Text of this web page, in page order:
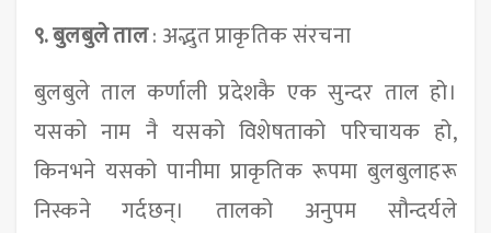
९. बुलबुले ताल: अद्भुत प्राकृतिक संरचना
बुलबुले ताल कर्णाली प्रदेशकै एक सुन्दर ताल हो।
यसको नाम नै यसको विशेषताको परिचायक हो,
किनभने यसको पानीमा प्राकृतिक रूपमा बुलबुलाहरू
निस्कने गर्दछन्। तालको अनुपम सौन्दर्यले